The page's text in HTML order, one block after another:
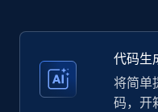
代码生
将简单
码，开